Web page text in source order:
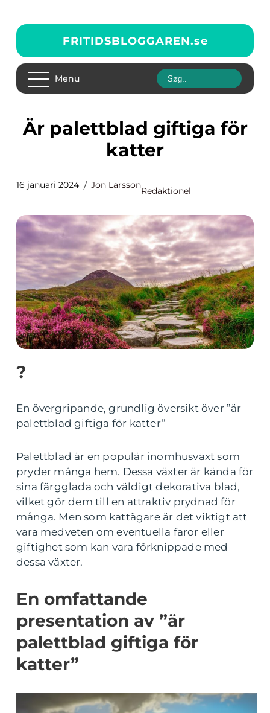
FRITIDSBLOGGAREN.se
Menu
Är palettblad giftiga för
katter
16 januari 2024 Jon Larsson
Redaktionel
?
En övergripande, grundlig översikt över ”är
palettblad giftiga för katter”
Palettblad är en populär inomhusväxt som
pryder många hem. Dessa växter är kända för
sina färgglada och väldigt dekorativa blad,
vilket gör dem till en attraktiv prydnad för
många. Men som kattägare är det viktigt att
vara medveten om eventuella faror eller
giftighet som kan vara förknippade med
dessa växter.
En omfattande
presentation av ”är
palettblad giftiga för
katter”